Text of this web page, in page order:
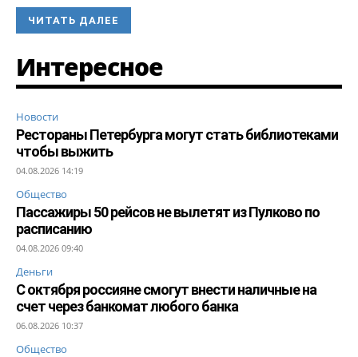
ЧИТАТЬ ДАЛЕЕ
Интересное
Новости
Рестораны Петербурга могут стать библиотеками
чтобы выжить
04.08.2026 14:19
Общество
Пассажиры 50 рейсов не вылетят из Пулково по
расписанию
04.08.2026 09:40
Деньги
С октября россияне смогут внести наличные на
счет через банкомат любого банка
06.08.2026 10:37
Общество